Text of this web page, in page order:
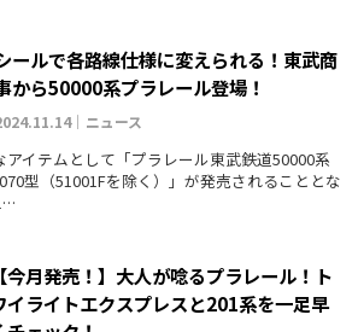
ールで各路線仕様に変えられる！東武商
から50000系プラレール登場！
｜ニュース
イテムとして「プラレール東武鉄道50000系
型（51001Fを除く）」が発売されることとな
【今月発売！】大人が唸るプラレール！ト
イライトエクスプレスと201系を一足早